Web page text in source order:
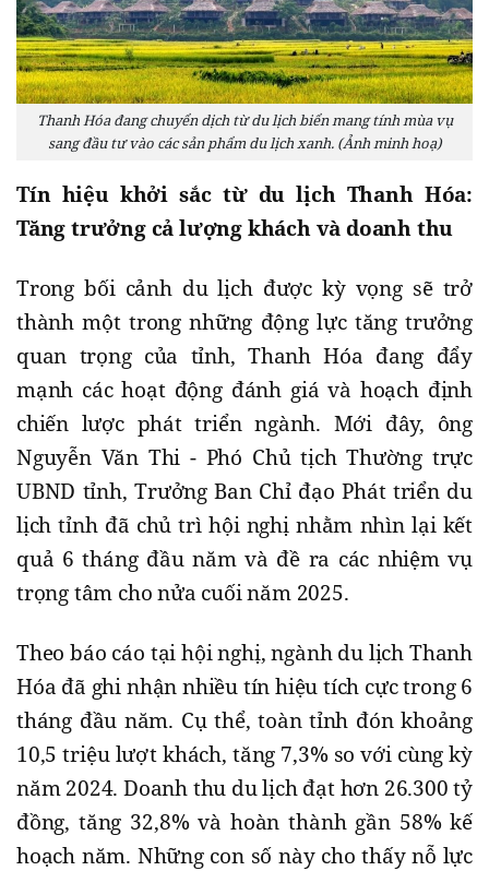
Thanh Hóa đang chuyển dịch từ du lịch biển mang tính mùa vụ
sang đầu tư vào các sản phẩm du lịch xanh. (Ảnh minh hoạ)
Tín hiệu khởi sắc từ du lịch Thanh Hóa:
Tăng trưởng cả lượng khách và doanh thu
Trong bối cảnh du lịch được kỳ vọng sẽ trở
thành một trong những động lực tăng trưởng
quan trọng của tỉnh, Thanh Hóa đang đẩy
mạnh các hoạt động đánh giá và hoạch định
chiến lược phát triển ngành. Mới đây, ông
Nguyễn Văn Thi - Phó Chủ tịch Thường trực
UBND tỉnh, Trưởng Ban Chỉ đạo Phát triển du
lịch tỉnh đã chủ trì hội nghị nhằm nhìn lại kết
quả 6 tháng đầu năm và đề ra các nhiệm vụ
trọng tâm cho nửa cuối năm 2025.
Theo báo cáo tại hội nghị, ngành du lịch Thanh
Hóa đã ghi nhận nhiều tín hiệu tích cực trong 6
tháng đầu năm. Cụ thể, toàn tỉnh đón khoảng
10,5 triệu lượt khách, tăng 7,3% so với cùng kỳ
năm 2024. Doanh thu du lịch đạt hơn 26.300 tỷ
đồng, tăng 32,8% và hoàn thành gần 58% kế
hoạch năm. Những con số này cho thấy nỗ lực